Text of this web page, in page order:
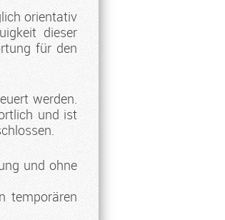
orientativ
dieser
für den
werden.
und ist
und ohne
temporären